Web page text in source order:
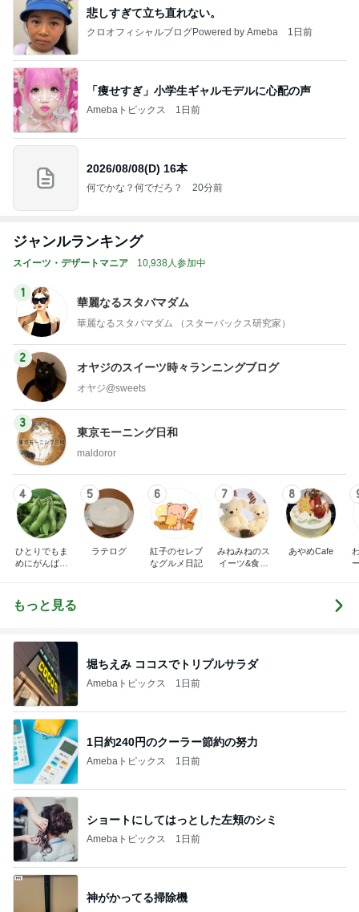
悲しすぎて立ち直れない。
クロオフィシャルブログPowered by Ameba 1日前
「痩せすぎ」小学生ギャルモデルに心配の声
Amebaトピックス 1日前
2026/08/08(D) 16本
何でかな？何でだろ？ 20分前
ジャンルランキング
スイーツ・デザートマニア 10,938人参加中
1
華麗なるスタバマダム
華麗なるスタバマダム （スターバックス研究家）
2
オヤジのスイーツ時々ランニングブログ
オヤジ@sweets
3
東京モーニング日和
maldoror
4
ひとりでもま
めにがんばる
5
ラテログ
6
紅子のセレブ
なグルメ日記
7
みねみねのス
イーツ&食パ
8
あやめCafe
もっと見る
堀ちえみ ココスでトリプルサラダ
Amebaトピックス 1日前
1日約240円のクーラー節約の努力
Amebaトピックス 1日前
ショートにしてはっとした左頬のシミ
Amebaトピックス 1日前
神がかってる掃除機